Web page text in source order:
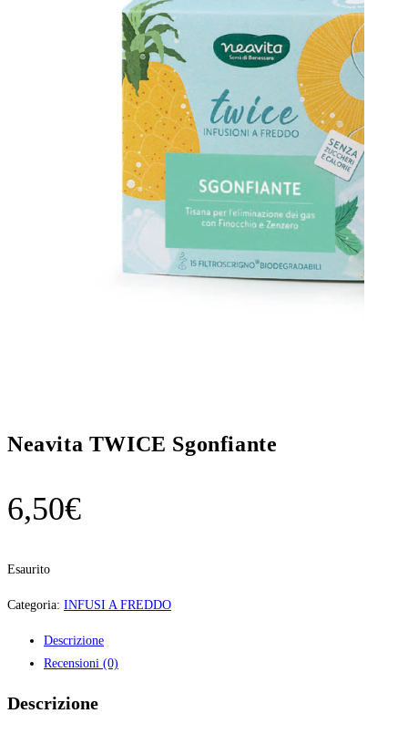
Neavita TWICE Sgonfiante
6,50€
Esaurito
Categoria: INFUSI A FREDDO
Descrizione
Recensioni (0)
Descrizione